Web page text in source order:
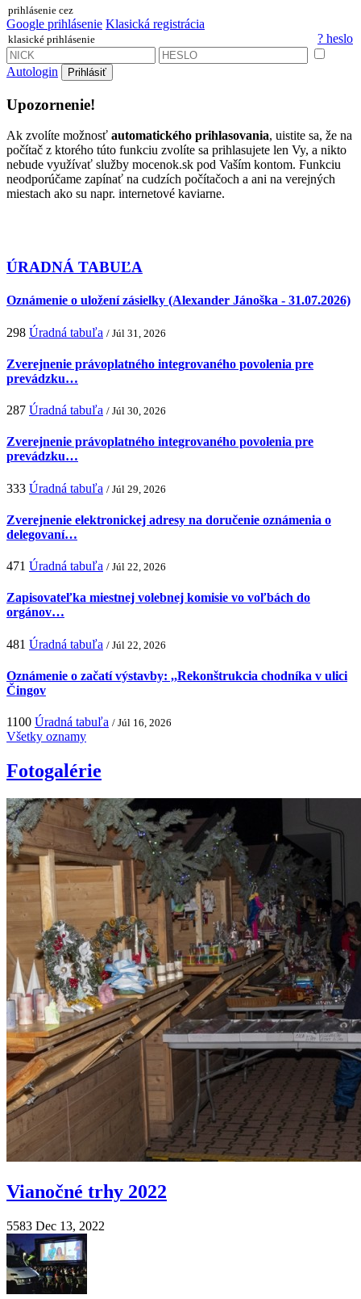
prihlásenie cez
Google prihlásenie Klasická registrácia
klasické prihlásenie ? heslo
Autologin Prihlásiť
Upozornenie!
Ak zvolíte možnosť automatického prihlasovania, uistite sa, že na
počítač z ktorého túto funkciu zvolíte sa prihlasujete len Vy, a nikto
nebude využívať služby mocenok.sk pod Vaším kontom. Funkciu
neodporúčame zapínať na cudzích počítačoch a ani na verejných
miestach ako su napr. internetové kaviarne.
ÚRADNÁ TABUĽA
Oznámenie o uložení zásielky (Alexander Jánoška - 31.07.2026)
298 Úradná tabuľa / Júl 31, 2026
Zverejnenie právoplatného integrovaného povolenia pre
prevádzku…
287 Úradná tabuľa / Júl 30, 2026
Zverejnenie právoplatného integrovaného povolenia pre
prevádzku…
333 Úradná tabuľa / Júl 29, 2026
Zverejnenie elektronickej adresy na doručenie oznámenia o
delegovaní…
471 Úradná tabuľa / Júl 22, 2026
Zapisovateľka miestnej volebnej komisie vo voľbách do
orgánov…
481 Úradná tabuľa / Júl 22, 2026
Oznámenie o začatí výstavby: ,,Rekonštrukcia chodníka v ulici
Čingov
1100 Úradná tabuľa / Júl 16, 2026
Všetky oznamy
Fotogalérie
Vianočné trhy 2022
5583 Dec 13, 2022